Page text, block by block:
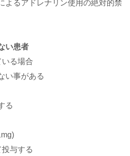
よるアドレナリン使用の絶対的禁
い患者
る場合
い事がある
る
与する